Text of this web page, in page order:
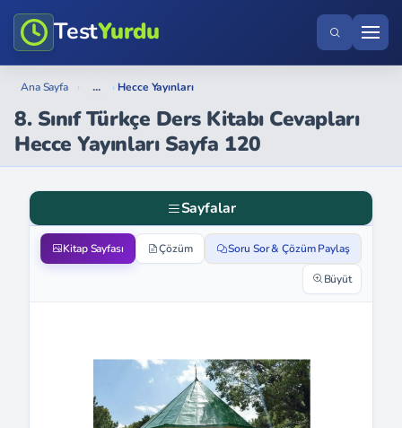
TestYurdu
Ana Sayfa › ... › Hecce Yayınları
8. Sınıf Türkçe Ders Kitabı Cevapları
Hecce Yayınları Sayfa 120
Sayfalar
Kitap Sayfası Çözüm Soru Sor & Çözüm Paylaş
Büyüt